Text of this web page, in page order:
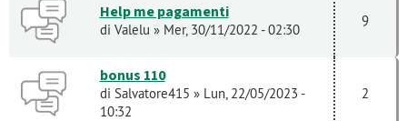
Help me pagamenti
di Valelu » Mer, 30/11/2022 - 02:30
9
bonus 110
di Salvatore415 » Lun, 22/05/2023 -
10:32
2